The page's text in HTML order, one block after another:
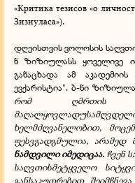
«Критика тезисов «о
Зизиуласа»).
დღეისთვის ვოლოსის
ნ ზიზიულასს ყოველივე
განაცხადა ამ
ევქარისტია". ბ-ნი
რომ ღმრთის
ხელმძღვანელობით,
ფესვგადგმულია, არამედ
ნამდვილი იმედიცაა. ჩვენ
საღვთისმეტყველო
განსაკუთრებით